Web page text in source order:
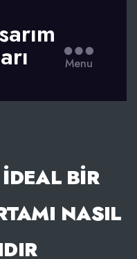
Menu
BIR
NASIL